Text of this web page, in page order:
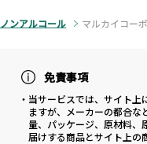
ノンアルコール マルカイコー
免責事項
・当サービスでは、サイト
ますが、メーカーの都合
量、パッケージ、原材料、
届けする商品とサイト上の